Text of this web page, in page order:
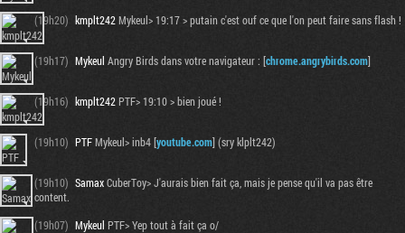
(19h20) kmplt242Mykeul> 19:17 > putain c'est ouf ce que l'on peut faire sans flash !
(19h17) Mykeul Angry Birds dans votre navigateur : [chrome.angrybirds.com]
(19h16) kmplt242PTF> 19:10 > bien joué !
(19h10) PTFMykeul> inb4 [youtube.com] (sry klplt242)
(19h10) SamaxCuberToy> J'aurais bien fait ça, mais je pense qu'il va pas être
content.
(19h07) Mykeul PTF> Yep tout à fait ça o/